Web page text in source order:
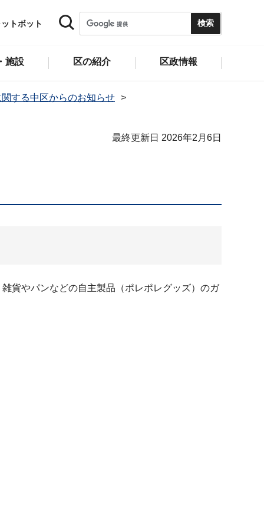
トボット
施設 区の紹介 区政情報
する中区からのお知らせ
最終更新日 2026年2月6日
貨やパンなどの自主製品（ポレポレグッズ）のガ